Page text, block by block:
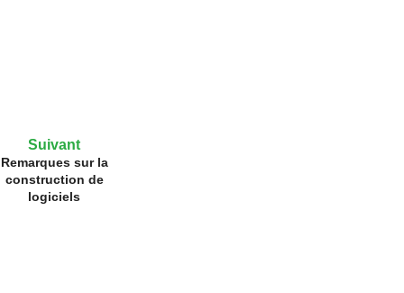
Suivant
Remarques sur la
construction de
logiciels